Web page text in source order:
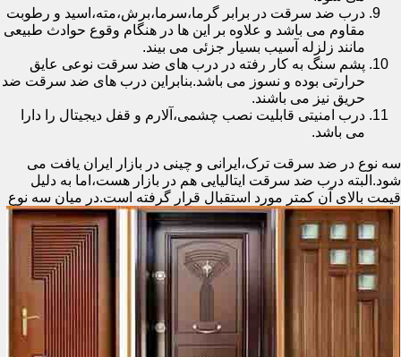
درب ضد سرقت در برابر گرما،سرما،برش،مته،اسید و رطوبت
مقاوم می باشد و علاوه بر این ها در هنگام وقوع حوادث طبیعی
مانند زلزله آسیب بسیار جزئی می بیند.
پشم سنگ به کار رفته در درب های ضد سرقت نوعی عایق
حرارتی بوده و نسوز می باشد.بنابراین درب های ضد سرقت ضد
حریق نیز می باشند.
درب امنیتی قابلیت نصب چشمی،آلارم و قفل دیجیتال را دارا
می باشد.
سه نوع در ضد سرقت ترک،ایرانی و چینی در بازار ایران یافت می
شود.البته درب ضد سرقت ایتالیایی هم در بازار هست،اما به دلیل
قیمت بالای آن کمتر مورد استقبال قرار گرفته است.در میان سه نوع